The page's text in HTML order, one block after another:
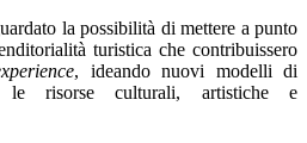
la possibilità di mettere a punto
turistica che contribuissero
, ideando nuovi modelli di
le risorse culturali, artistiche e